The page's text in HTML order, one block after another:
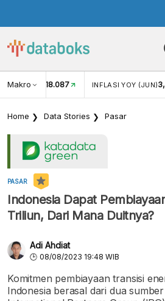
Makro
USD/IDR 18.087 INFLASI YOY (JUN)
Home Data Stories Pasar
PASAR
Indonesia Dapat
Triliun, Dari Mana Duitnya?
Adi Ahdiat
08/08/2023 19:48 WIB
Komitmen pembiayaan transisi
Indonesia berasal dari dua